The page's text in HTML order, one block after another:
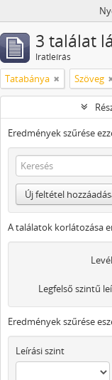
3 találat
Iratleírás
Tatabánya Szöveg
Eredmények szűrése
Új feltétel
A találatok korlátozása
Legfelső szintű
Eredmények szűrése
Leírási szint